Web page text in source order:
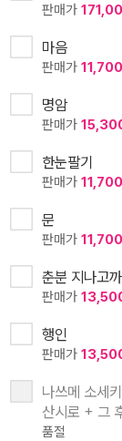
판매가
마음
판매가 11,700
명암
판매가
한눈팔기
판매가 11,700
문
판매가 11,700
춘분 지나고
판매가
행인
판매가
나쓰메 소세
산시로 + 그
품절